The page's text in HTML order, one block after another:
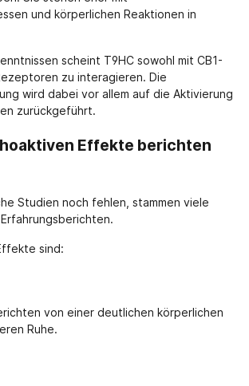
und körperlichen Reaktionen in
scheint T9HC sowohl mit CB1-
zu interagieren. Die
wird dabei vor allem auf die Aktivierung
zurückgeführt.
Effekte berichten
Studien noch fehlen, stammen viele
sind:
von einer deutlichen körperlichen
Ruhe.